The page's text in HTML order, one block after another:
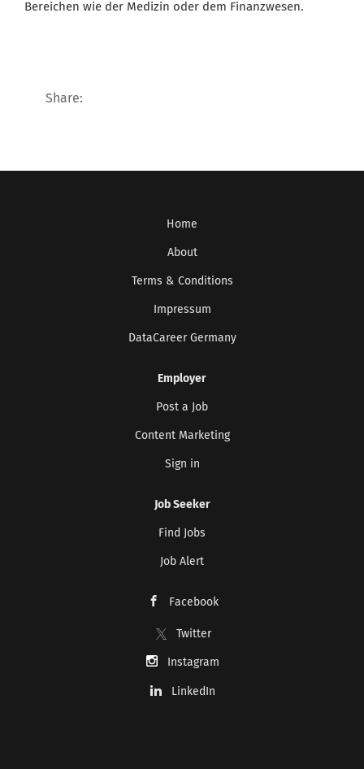
Bereichen wie der Medizin oder dem Finanzwesen.
Share:
Home
About
Terms & Conditions
Impressum
DataCareer Germany
Employer
Post a Job
Content Marketing
Sign in
Job Seeker
Find Jobs
Job Alert
Facebook
Twitter
Instagram
LinkedIn